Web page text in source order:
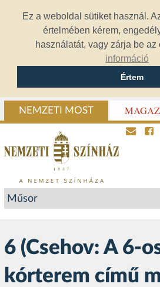
Ez a weboldal sütiket használ.
értelmében kérem,
használatát, vagy zárja be az
információ
Értem
NEMZETI MOST
6 (Csehov: A 6-
kórterem című